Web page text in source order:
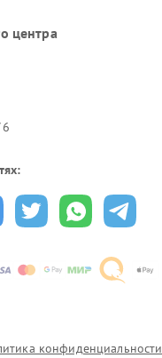
центра
конфиденциальности